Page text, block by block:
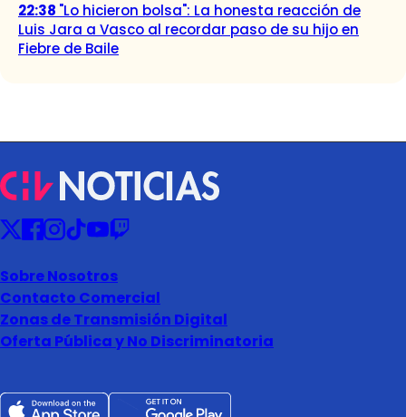
22:38 "Lo hicieron bolsa": La honesta reacción de
Luis Jara a Vasco al recordar paso de su hijo en
Fiebre de Baile
Sobre Nosotros
Contacto Comercial
Zonas de Transmisión Digital
Oferta Pública y No Discriminatoria